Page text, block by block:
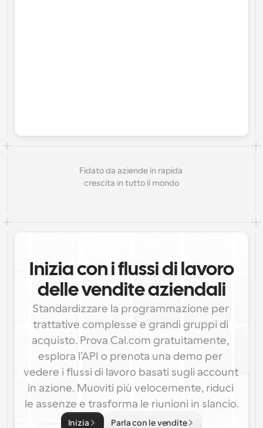
Fidato da aziende in rapida
crescita in tutto il mondo
Inizia con i flussi di lavoro
delle vendite aziendali
Standardizzare la programmazione per
trattative complesse e grandi gruppi di
acquisto. Prova Cal.com gratuitamente,
esplora l'API o prenota una demo per
vedere i flussi di lavoro basati sugli account
in azione. Muoviti più velocemente, riduci
le assenze e trasforma le riunioni in slancio.
Inizia Parla con le vendite